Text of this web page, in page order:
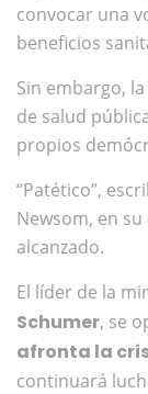
convocar una
beneficios
Sin embargo,
de salud
propios
“Patético”,
Newsom, en
alcanzado.
El líder de la
Schumer, se
afronta la
continuará